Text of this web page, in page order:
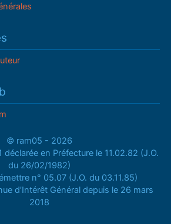
© ram05 - 2026
en Préfecture le 11.02.82 (J.O.
du 26/02/1982)
n° 05.07 (J.O. du 03.11.85)
d’Intérêt Général depuis le 26 mars
2018